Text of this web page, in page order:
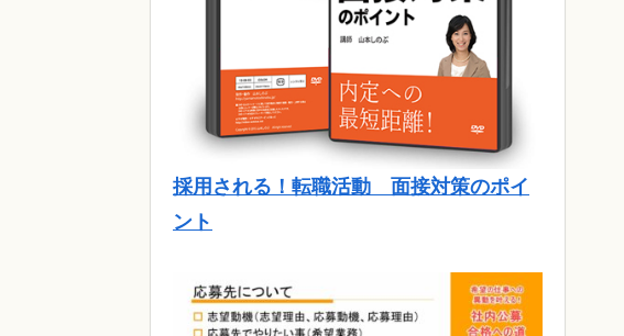
採用される！転職活動 面接対策のポイ
ント